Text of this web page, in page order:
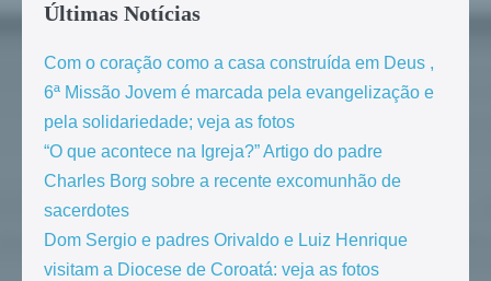
Últimas Notícias
Com o coração como a casa construída em Deus ,
6ª Missão Jovem é marcada pela evangelização e
pela solidariedade; veja as fotos
“O que acontece na Igreja?” Artigo do padre
Charles Borg sobre a recente excomunhão de
sacerdotes
Dom Sergio e padres Orivaldo e Luiz Henrique
visitam a Diocese de Coroatá: veja as fotos